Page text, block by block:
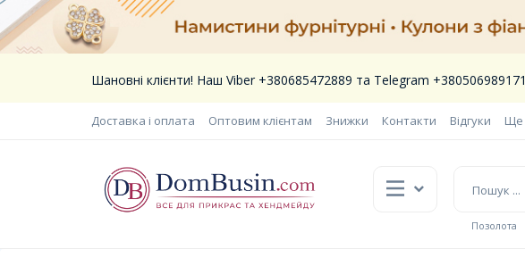
Шановні клієнти! Наш Viber +380685472889 та Telegram +380506989171
Доставка і оплата Оптовим клієнтам Знижки Контакти Відгуки Ще
Позолота